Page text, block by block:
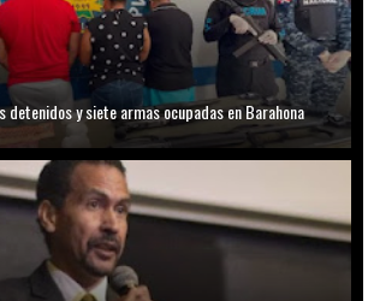
detenidos y siete armas ocupadas en Barahona